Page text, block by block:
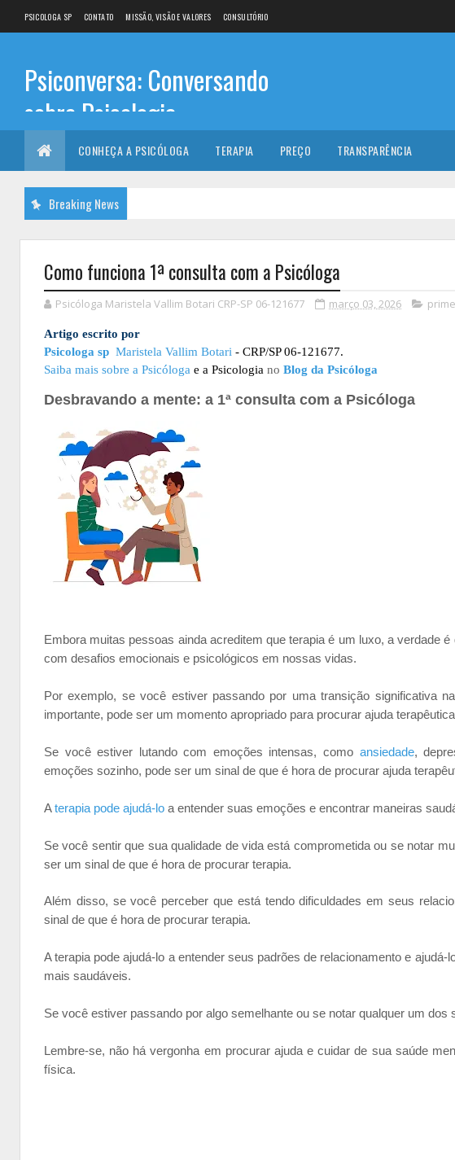
PSICOLOGA SP CONTATO MISSÃO, VISÃO E VALORES CONSULTÓRIO
Psiconversa: Conversando
sobre Psicologia
Informações sobre: Psicóloga, Psicoterapia, terapia de
casal, terapia individual, Psicóloga online e presencial,
CONHEÇA A PSICÓLOGA TERAPIA PREÇO TRANSPARÊNCIA
Breaking News
Como funciona 1ª consulta com a Psicóloga
Psicóloga Maristela Vallim Botari CRP-SP 06-121677 março 03, 2026
Artigo escrito por
Psicologa sp Maristela Vallim Botari - CRP/SP 06-121677.
Saiba mais sobre a Psicóloga e a Psicologia no Blog da Psicóloga
Desbravando a mente: a 1ª consulta com a Psicóloga
Embora muitas pessoas ainda acreditem que terapia é um luxo, a verdade
com desafios emocionais e psicológicos em nossas vidas.
Por exemplo, se você estiver passando por uma transição significativa
importante, pode ser um momento apropriado para procurar ajuda
Se você estiver lutando com emoções intensas, como ansiedade,
emoções sozinho, pode ser um sinal de que é hora de procurar ajuda
Aterapia pode ajudá-lo a entender suas emoções e encontrar maneiras
Se você sentir que sua qualidade de vida está comprometida ou se notar
ser um sinal de que é hora de procurar terapia.
Além disso, se você perceber que está tendo dificuldades em seus
sinal de que é hora de procurar terapia.
A terapia pode ajudá-lo a entender seus padrões de relacionamento e
mais saudáveis.
Se você estiver passando por algo semelhante ou se notar qualquer um
Lembre-se, não há vergonha em procurar ajuda e cuidar de sua saúde
física.